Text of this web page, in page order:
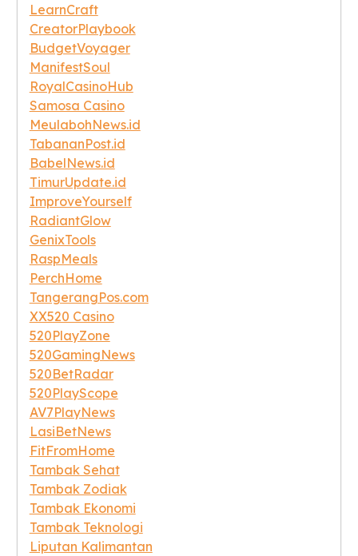
LearnCraft
CreatorPlaybook
BudgetVoyager
ManifestSoul
RoyalCasinoHub
Samosa Casino
MeulabohNews.id
TabananPost.id
BabelNews.id
TimurUpdate.id
ImproveYourself
RadiantGlow
GenixTools
RaspMeals
PerchHome
TangerangPos.com
XX520 Casino
520PlayZone
520GamingNews
520BetRadar
520PlayScope
AV7PlayNews
LasiBetNews
FitFromHome
Tambak Sehat
Tambak Zodiak
Tambak Ekonomi
Tambak Teknologi
Liputan Kalimantan